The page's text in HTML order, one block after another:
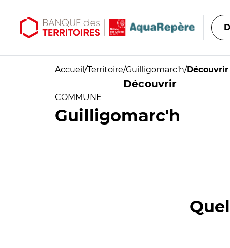
Accueil /Territoire/Guilligomarc'h/Découvrir
Découvrir
COMMUNE
Guilligomarc'h